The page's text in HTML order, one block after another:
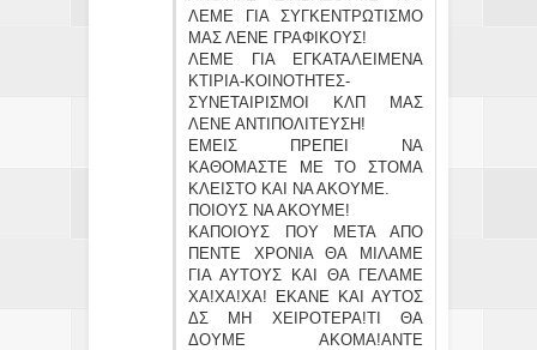
ΛΕΜΕ ΓΙΑ ΣΥΓΚΕΝΤΡΩΤΙΣΜΟ
ΜΑΣ ΛΕΝΕ ΓΡΑΦΙΚΟΥΣ!
ΛΕΜΕ ΓΙΑ ΕΓΚΑΤΑΛΕΙΜΕΝΑ
ΚΤΙΡΙΑ-ΚΟΙΝΟΤΗΤΕΣ-
ΣΥΝΕΤΑΙΡΙΣΜΟΙ ΚΛΠ ΜΑΣ
ΛΕΝΕ ΑΝΤΙΠΟΛΙΤΕΥΣΗ!
ΕΜΕΙΣ ΠΡΕΠΕΙ ΝΑ
ΚΑΘΟΜΑΣΤΕ ΜΕ ΤΟ ΣΤΟΜΑ
ΚΛΕΙΣΤΟ ΚΑΙ ΝΑ ΑΚΟΥΜΕ.
ΠΟΙΟΥΣ ΝΑ ΑΚΟΥΜΕ!
ΚΑΠΟΙΟΥΣ ΠΟΥ ΜΕΤΑ ΑΠΟ
ΠΕΝΤΕ ΧΡΟΝΙΑ ΘΑ ΜΙΛΑΜΕ
ΓΙΑ ΑΥΤΟΥΣ ΚΑΙ ΘΑ ΓΕΛΑΜΕ
ΧΑ!ΧΑ!ΧΑ! ΕΚΑΝΕ ΚΑΙ ΑΥΤΟΣ
ΔΣ ΜΗ ΧΕΙΡΟΤΕΡΑ!ΤΙ ΘΑ
ΔΟΥΜΕ ΑΚΟΜΑ!ΑΝΤΕ